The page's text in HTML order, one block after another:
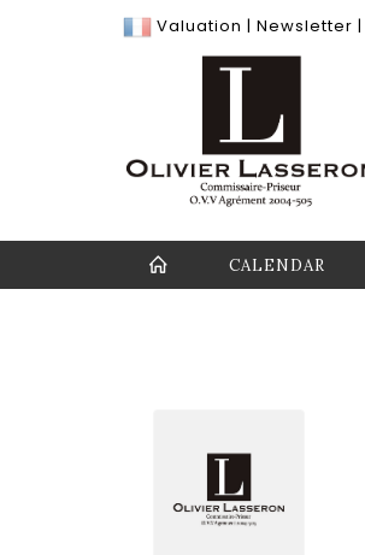
Valuation | Newsletter |
CALENDAR